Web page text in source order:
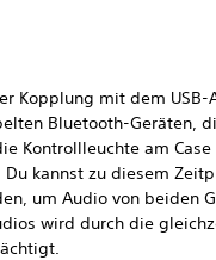
Kopplung mit dem
Bluetooth-Geräten,
Kontrollleuchte am
Du kannst zu diesem
um Audio von beiden
wird durch die